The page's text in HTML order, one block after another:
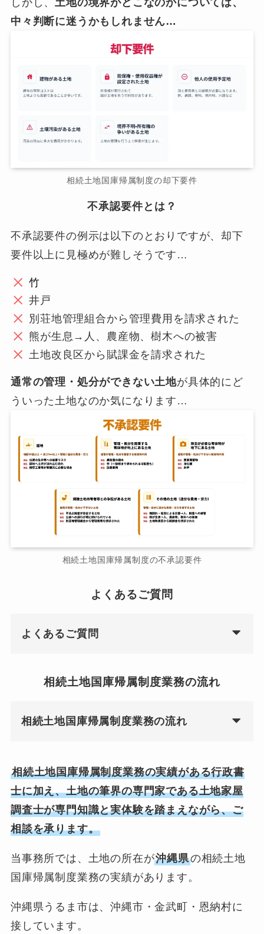
しかし、土地の境界がどこなのかについては、
中々判断に迷うかもしれません…
相続土地国庫帰属制度の却下要件
不承認要件とは？
不承認要件の例示は以下のとおりですが、却下
要件以上に見極めが難しそうです…
竹
井戸
別荘地管理組合から管理費用を請求された
熊が生息→人、農産物、樹木への被害
土地改良区から賦課金を請求された
通常の管理・処分ができない土地が具体的にど
ういった土地なのか気になります…
相続土地国庫帰属制度の不承認要件
よくあるご質問
よくあるご質問
相続土地国庫帰属制度業務の流れ
相続土地国庫帰属制度業務の流れ
相続土地国庫帰属制度業務の実績がある行政書
士に加え、土地の筆界の専門家である土地家屋
調査士が専門知識と実体験を踏まえながら、ご
相談を承ります。
当事務所では、土地の所在が沖縄県の相続土地
国庫帰属制度業務の実績があります。
沖縄県うるま市は、沖縄市・金武町・恩納村に
接しています。